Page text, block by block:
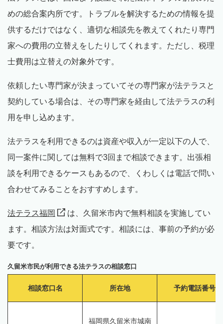
めの総合案内所です。トラブルを解決するための情報を提
供するだけではなく、適切な相談先を教えてくれたり専門
家への費用の立替えをしたりしてくれます。ただし、税理
士費用は立替えの対象外です。
依頼したい専門家が決まっていてその専門家が法テラスと
契約している場合は、その専門家を経由して法テラスの利
用を申し込めます。
法テラスを利用できるのは資産や収入が一定以下の人で、
同一案件に関しては無料で3回まで相談できます。出張相
談を利用できるケースもあるので、くわしくは電話で問い
合わせてみることをおすすめします。
法テラス福岡
は、久留米市内で無料相談を実施してい
ます。相談方法は対面式です。相談には、事前の予約が必
要です。
久留米市民が利用できる法テラスの相談窓口
相談窓口名 所在地 予約電話番号
福岡県久留米市城南